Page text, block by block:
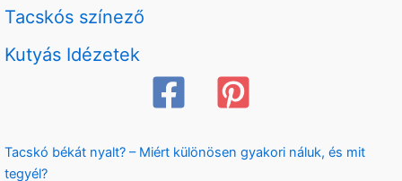
Tacskós színező
Kutyás Idézetek
Tacskó békát nyalt? – Miért különösen gyakori náluk, és mit
tegyél?